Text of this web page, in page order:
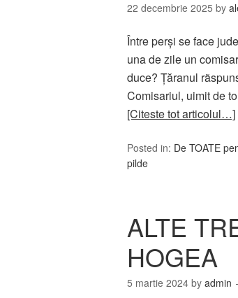
22 decembrie 2025 by
Între perşi se face
una de zile un
duce? Ţăranul
Comisariul, uimit de
[Citeste tot articolul…]
Posted in: De TOATE
pilde
ALTE
HOGEA
5 martie 2024 by admin